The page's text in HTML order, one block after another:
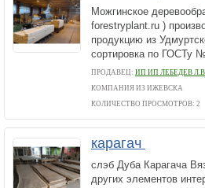
Можгинское
forestryplant.ru )
продукцию из
сортировка по ГОСТу
ПРОДАВЕЦ: ИП ИП ЛЕБЕДЕВ
КОМПАНИЯ ИЗ ИЖЕВСКА
КОЛИЧЕСТВО ПРОСМОТРОВ: 2
карагач
слэб Дуба Карагача
других элементов